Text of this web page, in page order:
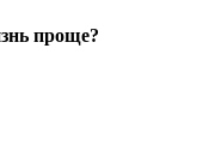
проще?